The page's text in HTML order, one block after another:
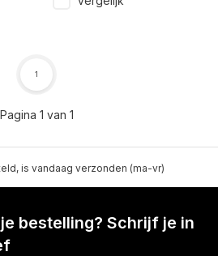
Pagina 1 van 1
1
is vandaag verzonden (ma-vr)
bestelling? Schrijf je in